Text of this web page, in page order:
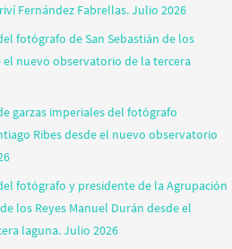
Fernández Fabrellas. Julio 2026
fotógrafo de San Sebastián de los
el nuevo observatorio de la tercera
garzas imperiales del fotógrafo
Ribes desde el nuevo observatorio
fotógrafo y presidente de la Agrupación
los Reyes Manuel Durán desde el
laguna. Julio 2026